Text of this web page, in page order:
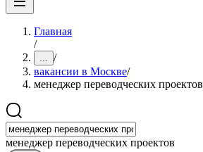
Главная
/
... /
вакансии в Москве/
менеджер переводческих проектов
менеджер переводческих проектов